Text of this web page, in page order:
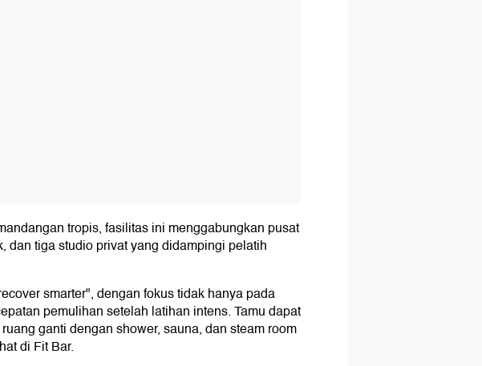
tropis, fasilitas ini menggabungkan pusat
dan tiga studio privat yang didampingi pelatih
smarter", dengan fokus tidak hanya pada
pemulihan setelah latihan intens. Tamu dapat
ganti dengan shower, sauna, dan steam room
di Fit Bar.